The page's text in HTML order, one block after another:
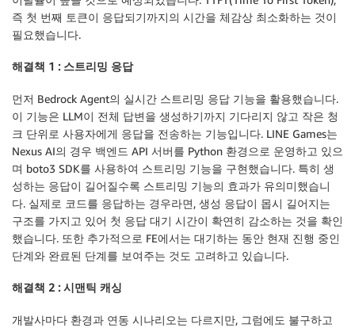
즉 첫 번째 토큰이 응답되기까지의 시간을 체감상 최소화하는 것이
필요했습니다.
해결책 1 : 스트리밍 응답
먼저 Bedrock Agent의 실시간 스트리밍 응답 기능을 활용했습니다.
이 기능은 LLM이 전체 답변을 생성하기까지 기다리지 않고 작은 청
크 단위로 사용자에게 응답을 전송하는 기능입니다. LINE Games는
Nexus AI의 경우 백엔드 API 서버를 Python 환경으로 운영하고 있으
며 boto3 SDK를 사용하여 스트리밍 기능을 구현했습니다. 특히 생
성하는 응답이 길어질수록 스트리밍 기능의 효과가 유의미했습니
다. 실제로 코드를 응답하는 경우라면, 생성 응답이 몹시 길어지는
구조를 가지고 있어 첫 응답 대기 시간이 확연히 감소하는 것을 확인
했습니다. 또한 추가적으로 FE에서는 대기하는 동안 현재 진행 중인
단계와 완료된 단계를 보여주는 것도 고려하고 있습니다.
해결책 2 : 시맨틱 캐싱
개발사마다 환경과 연동 시나리오는 다르지만, 그럼에도 불구하고